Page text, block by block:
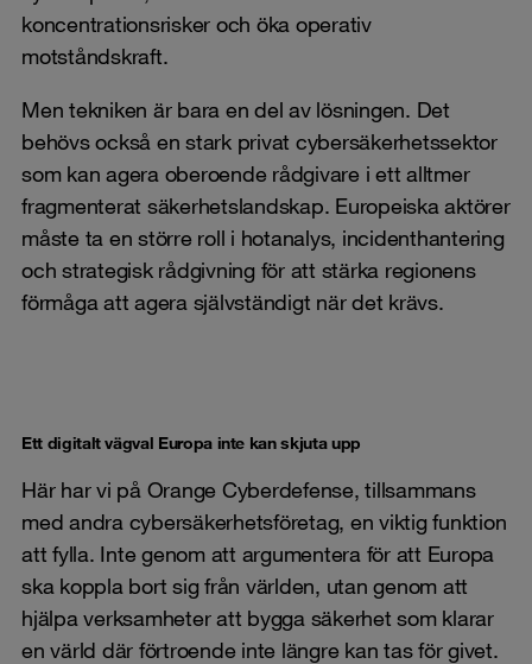
koncentrationsrisker och öka operativ
motståndskraft.
Men tekniken är bara en del av lösningen. Det
behövs också en stark privat cybersäkerhetssektor
som kan agera oberoende rådgivare i ett alltmer
fragmenterat säkerhetslandskap. Europeiska aktörer
måste ta en större roll i hotanalys, incidenthantering
och strategisk rådgivning för att stärka regionens
förmåga att agera självständigt när det krävs.
Ett digitalt vägval Europa inte kan skjuta upp
Här har vi på Orange Cyberdefense, tillsammans
med andra cybersäkerhetsföretag, en viktig funktion
att fylla. Inte genom att argumentera för att Europa
ska koppla bort sig från världen, utan genom att
hjälpa verksamheter att bygga säkerhet som klarar
en värld där förtroende inte längre kan tas för givet.